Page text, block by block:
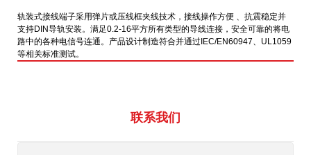
轨装式接线端子采用弹片或压线框夹线技术，接线操作方便 、抗震稳定并
支持DIN导轨安装。满足0.2-16平方所有类型的导线连接，安全可靠的将电
路中的各种电信号连通。产品设计制造符合并通过IEC/EN60947、UL1059
等相关标准测试。
联系我们